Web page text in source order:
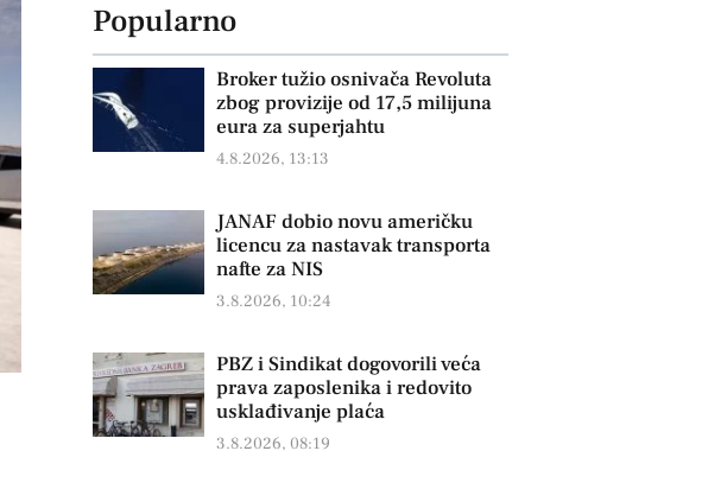
Popularno
Broker tužio osnivača Revoluta
zbog provizije od 17,5 milijuna
eura za superjahtu
4.8.2026, 13:13
JANAF dobio novu američku
licencu za nastavak transporta
nafte za NIS
3.8.2026, 10:24
PBZ i Sindikat dogovorili veća
prava zaposlenika i redovito
usklađivanje plaća
3.8.2026, 08:19